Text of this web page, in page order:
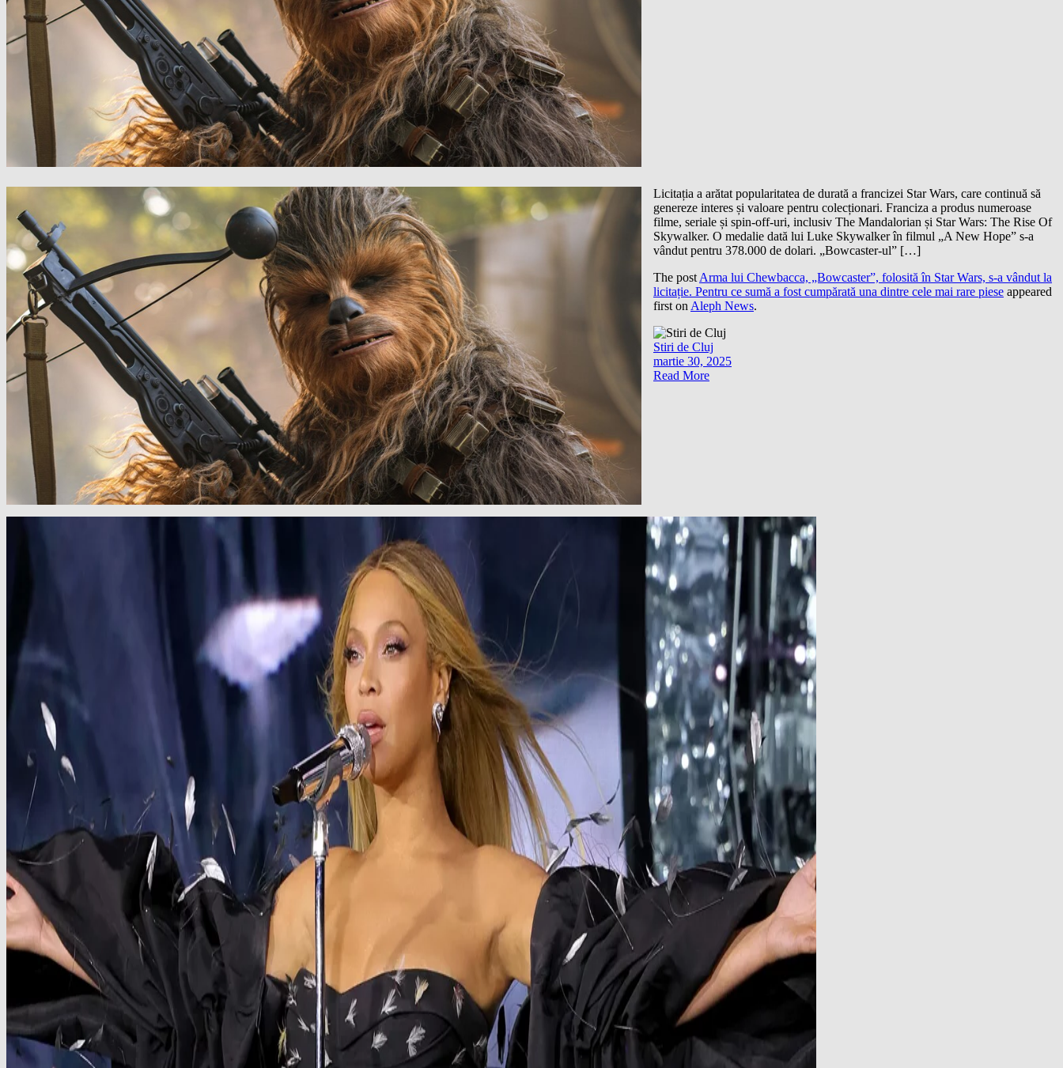
Licitația a arătat popularitatea de durată a francizei Star Wars, care continuă să
genereze interes și valoare pentru colecționari. Franciza a produs numeroase
filme, seriale și spin-off-uri, inclusiv The Mandalorian și Star Wars: The Rise Of
Skywalker. O medalie dată lui Luke Skywalker în filmul „A New Hope” s-a
vândut pentru 378.000 de dolari. „Bowcaster-ul” […]
The post Arma lui Chewbacca, „Bowcaster”, folosită în Star Wars, s-a vândut la
licitație. Pentru ce sumă a fost cumpărată una dintre cele mai rare piese appeared
first on Aleph News.
Stiri de Cluj
martie 30, 2025
Read More